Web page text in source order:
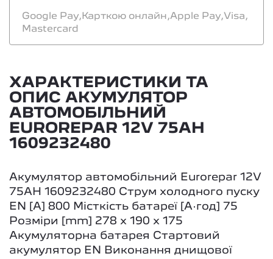
Google Pay, Карткою онлайн,Apple Pay,Visa,
Mastercard
ХАРАКТЕРИСТИКИ ТА
ОПИС АКУМУЛЯТОР
АВТОМОБІЛЬНИЙ
EUROREPAR 12V 75AH
1609232480
Акумулятор автомобільний Eurorepar 12V
75AH 1609232480 Струм холодного пуску
EN [A] 800 Місткість батареї [А·год] 75
Розміри [mm] 278 x 190 x 175
Акумуляторна батарея Стартовий
акумулятор EN Виконання днищової